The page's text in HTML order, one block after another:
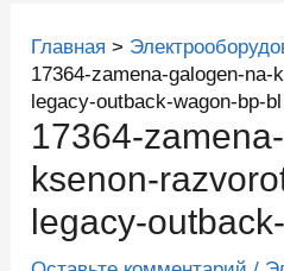
Главная
17364-zamena-galogen-
legacy-outback-wagon-bp-bl
17364-
ksenon-
legacy-